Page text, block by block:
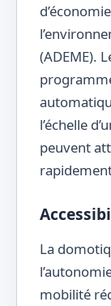
(ADEME).
l’échelle
peuvent
La
mobilité